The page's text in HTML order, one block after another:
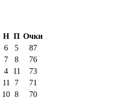
Н П Очки
6 5
87
7 8
76
4 11
73
11 7
71
10 8
70